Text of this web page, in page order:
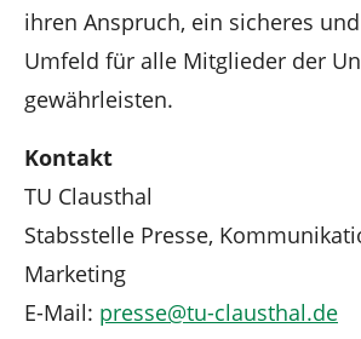
ihren Anspruch, ein sicheres
Umfeld für alle Mitglieder der
gewährleisten.
Kontakt
TU Clausthal
Stabsstelle Presse,
Marketing
E-Mail: presse@tu-clausthal.de